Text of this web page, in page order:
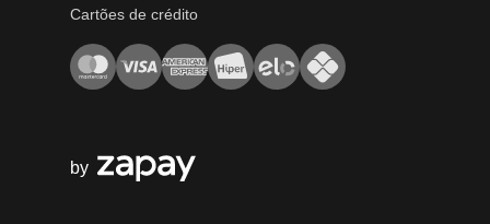
Cartões de crédito
by